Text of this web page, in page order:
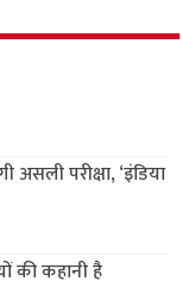
परीक्षा, ‘इंडिया
की कहानी है